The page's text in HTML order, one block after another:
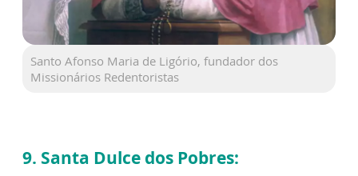
Santo Afonso Maria de Ligório, fundador dos
Missionários Redentoristas
9. Santa Dulce dos Pobres: